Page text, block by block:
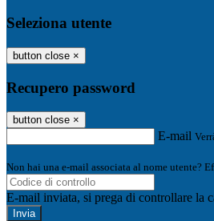
Seleziona utente
button close ×
Recupero password
button close ×
E-mail
Non hai una e-mail associata al nome utente?
E-mail inviata, si prega di controllare la